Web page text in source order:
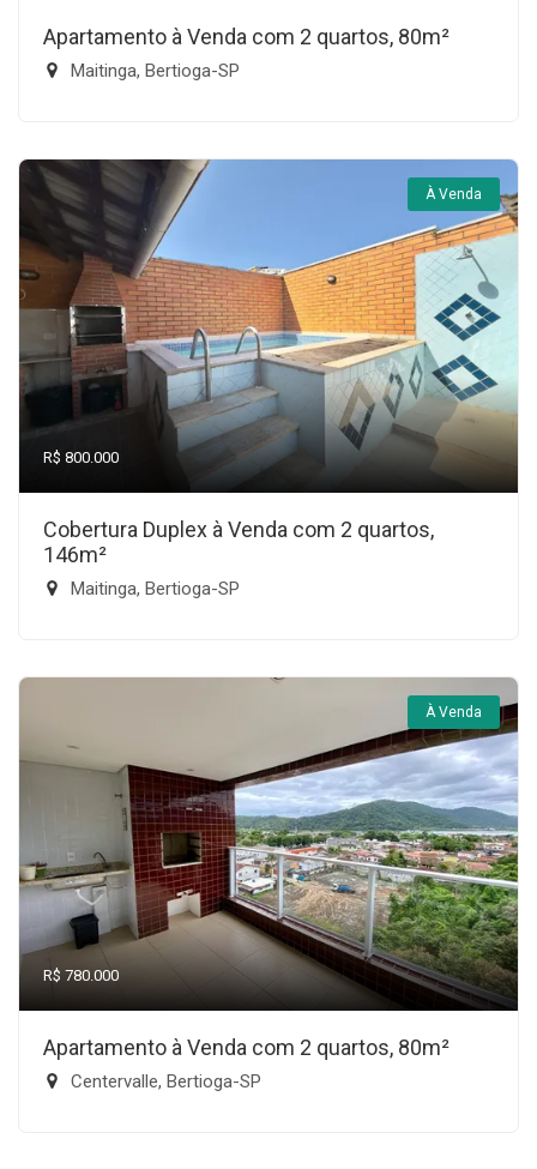
Apartamento à Venda com 2 quartos, 80m²
Maitinga, Bertioga-SP
À Venda
R$ 800.000
Cobertura Duplex à Venda com 2 quartos,
146m²
Maitinga, Bertioga-SP
À Venda
R$ 780.000
Apartamento à Venda com 2 quartos, 80m²
Centervalle, Bertioga-SP